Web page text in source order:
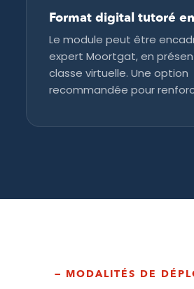
Format digital tutoré
Le module peut être
expert Moortgat, en
classe virtuelle. Une option
recommandée pour
— MODALITÉS DE